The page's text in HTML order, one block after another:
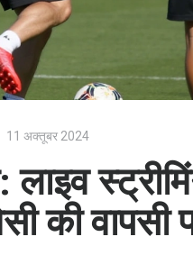
11 अक्तूबर 2024
लाइव
की वापसी